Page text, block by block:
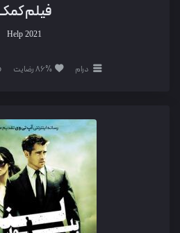
فیلم
Help 2021
درام 86% رضایت